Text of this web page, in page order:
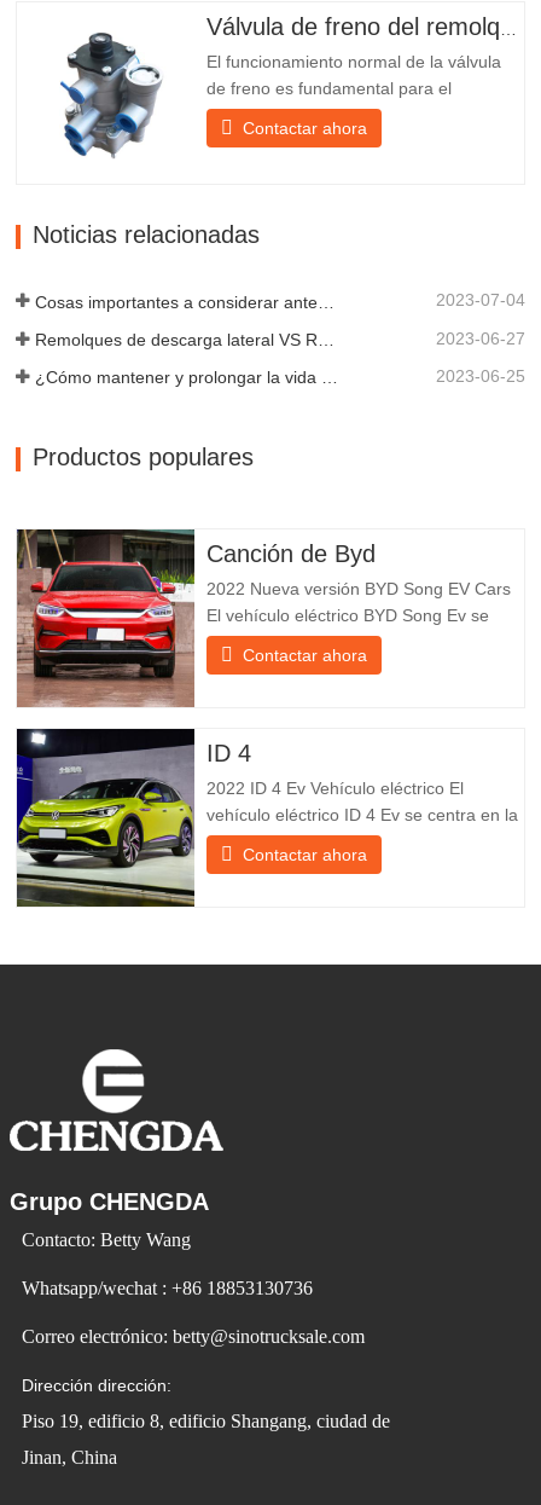
hierro delante de la pantalla de la
Válvula de freno del remolque
El funcionamiento normal de la válvula
de freno es fundamental para el
estacionamiento, ya que facilita el
frenado suave del remolque. Chengda,
tipos de remolques, integrando
producción, investigación y desarrollo
Contactar ahora
Noticias relacionadas
2023-07-04
2023-06-27
2023-06-25
Productos populares
Canción de Byd
2022 Nueva versión BYD Song EV Cars
El vehículo eléctrico BYD Song Ev se
centra en la experiencia del cliente y el
desarrollo de productos para satisfacer la
populares. BYD Song Ev Electric Vehicle
Contactar ahora
ID 4
2022 ID 4 Ev Vehículo eléctrico El
vehículo eléctrico ID 4 Ev se centra en la
experiencia del cliente y el desarrollo de
productos para satisfacer la demanda del
Contactar ahora
Grupo CHENGDA
Contacto: Betty Wang
Whatsapp/wechat : +86 18853130736
Correo electrónico: betty@sinotrucksale.com
Dirección dirección:
Piso 19, edificio 8, edificio Shangang, ciudad de
Jinan, China